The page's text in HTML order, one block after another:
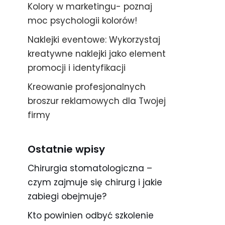
Kolory w marketingu- poznaj
moc psychologii kolorów!
Naklejki eventowe: Wykorzystaj
kreatywne naklejki jako element
promocji i identyfikacji
Kreowanie profesjonalnych
broszur reklamowych dla Twojej
firmy
Ostatnie wpisy
Chirurgia stomatologiczna –
czym zajmuje się chirurg i jakie
zabiegi obejmuje?
Kto powinien odbyć szkolenie